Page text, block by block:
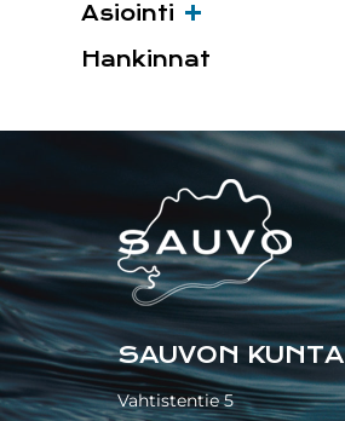
Asiointi
Hankinnat
SAUVON KUNTA
Vahtistentie 5